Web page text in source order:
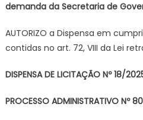
demanda da Secretaria de
AUTORIZO a Dispensa em
contidas no art. 72, VIII da Lei
DISPENSA DE LICITAÇÃO Nº 18/
PROCESSO ADMINISTRATIVO Nº